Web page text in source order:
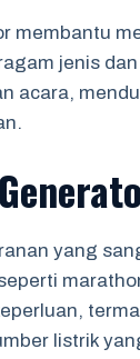
membantu
jenis
acara,
yang
listrik